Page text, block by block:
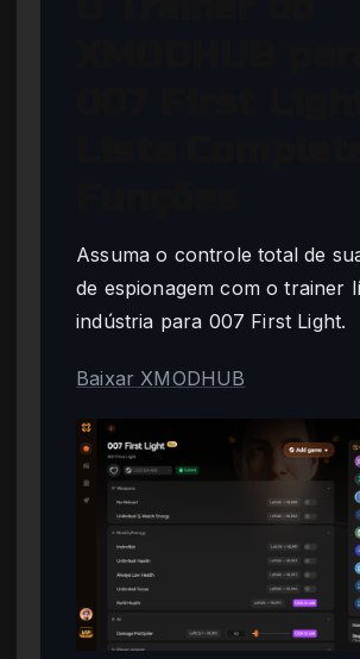
Assuma o controle total de
de espionagem com o trainer
indústria para 007 First Light.
Baixar XMODHUB